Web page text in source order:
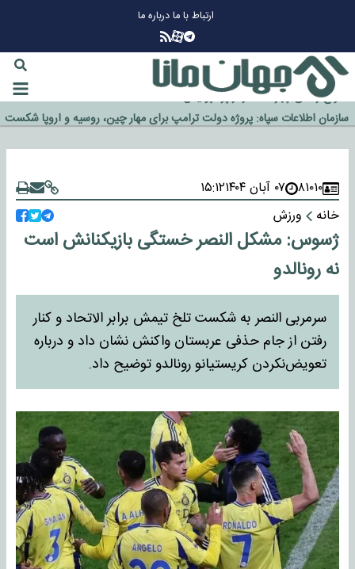
ارتباط با مادرباره ما
گزینه جدایی اوسمار روی میز مدیران پرسپولیس
آیا رئیس جمهور آمریکا قانون را دور می‌زند؟
اخراج رسمی چهره نامدار از پرسپولیس
سازمان اطلاعات سپاه: پروژه دولت ترامپ برای مهار چین، روسیه و اروپا شکست
خورد
۸۱۰۱۰ ۰۷ آبان ۱۴۰۴
۱۵:۱۲
خانه
ورزش
ژسوس: مشکل النصر خستگی بازیکنانش است
نه رونالدو
سرمربی النصر به شکست تلخ تیمش برابر الاتحاد و کنار
رفتن از جام حذفی عربستان واکنش نشان داد و درباره
تعویض‌نکردن کریستیانو رونالدو توضیح داد.